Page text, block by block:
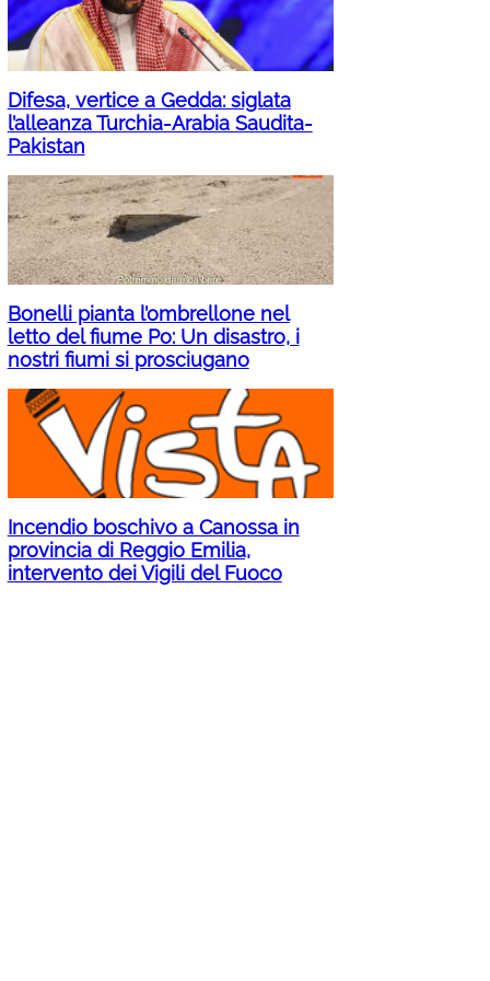
Difesa, vertice a Gedda: siglata
l’alleanza Turchia-Arabia Saudita-
Pakistan
Bonelli pianta l’ombrellone nel
letto del fiume Po: Un disastro, i
nostri fiumi si prosciugano
Incendio boschivo a Canossa in
provincia di Reggio Emilia,
intervento dei Vigili del Fuoco